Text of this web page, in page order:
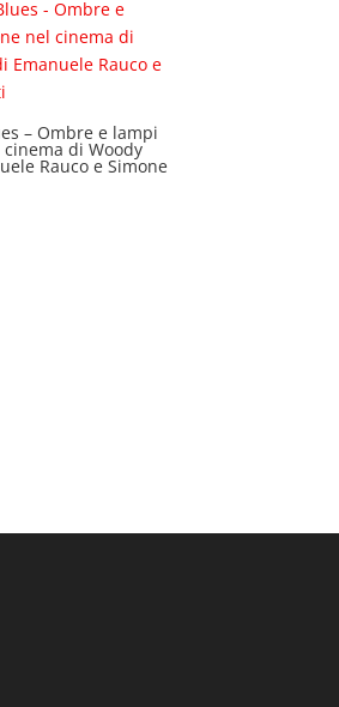
– Ombre e lampi
di Woody
Rauco e Simone